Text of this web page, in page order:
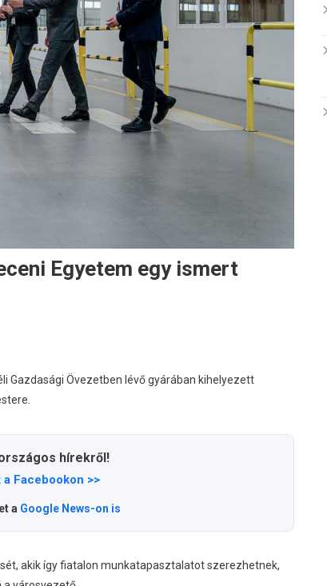
Egyetem egy ismert
Gazdasági Övezetben lévő gyárában kihelyezett
hírekről!
Facebookon >>
a Google News-on is
akik így fiatalon munkatapasztalatot szerezhetnek,